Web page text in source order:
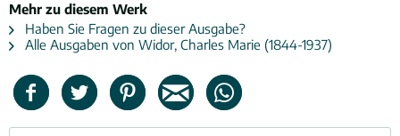
Mehr zu diesem Werk
Haben Sie Fragen zu dieser Ausgabe?
Alle Ausgaben von Widor, Charles Marie (1844-1937)